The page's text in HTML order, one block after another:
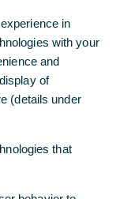
in
with your
and
of
(details under
that
in
with your
and
of
(details under
that